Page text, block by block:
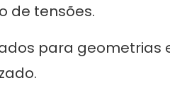
de tensões.
para